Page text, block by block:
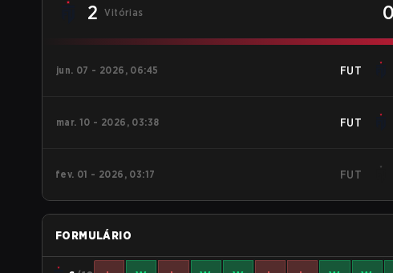
2 Vitórias 0
jun. 07 - 2026, 06:45 FUT
mar. 10 - 2026, 03:38 FUT
fev. 01 - 2026, 03:17 FUT
FORMULÁRIO